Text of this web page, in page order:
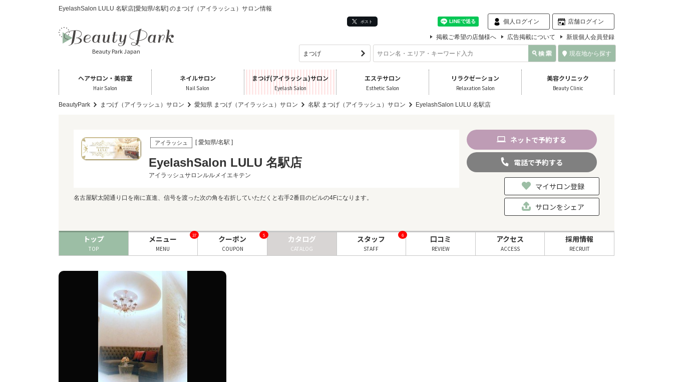
EyelashSalon LULU 名駅店[愛知県/名駅] のまつげ（アイラッシュ）サロン情報
ポスト 個人ログイン 店舗ログイン
Beauty Park Japan
掲載ご希望の店舗様へ 広告掲載について 新規個人会員登録
現在地から探す
ヘアサロン・美容室
Hair Salon
ネイルサロン
Nail Salon
まつげ(アイラッシュ)サロン
Eyelash Salon
エステサロン
Esthetic Salon
リラクゼーション
Relaxation Salon
美容クリニック
Beauty Clinic
BeautyPark まつげ（アイラッシュ）サロン 愛知県 まつげ（アイラッシュ）サロン 名駅 まつげ（アイラッシュ）サロン EyelashSalon LULU 名駅店
アイラッシュ [ 愛知県/名駅 ]
EyelashSalon LULU 名駅店
アイラッシュサロンルルメイエキテン
名古屋駅太閤通り口を南に直進、信号を渡った次の角を右折していただくと右手2番目のビルの4Fになります。
ネットで予約する
電話で予約する
マイサロン登録
サロンをシェア
トップ
TOP
メニュー
MENU
37 クーポン
COUPON
5 カタログ
CATALOG
スタッフ
STAFF
6 口コミ
REVIEW
アクセス
ACCESS
採用情報
RECRUIT